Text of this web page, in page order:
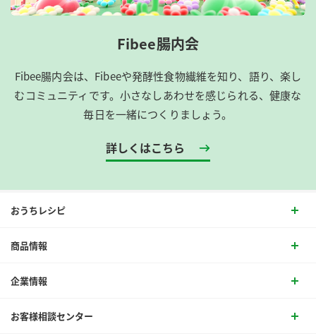
Fibee腸内会
Fibee腸内会は、​Fibeeや発酵性食物繊維を知り、語り、楽し
むコミュニティです。​小さなしあわせを感じられる、健康な
毎日を一緒につくりましょう。
詳しくはこちら
おうちレシピ
商品情報
企業情報
お客様相談センター